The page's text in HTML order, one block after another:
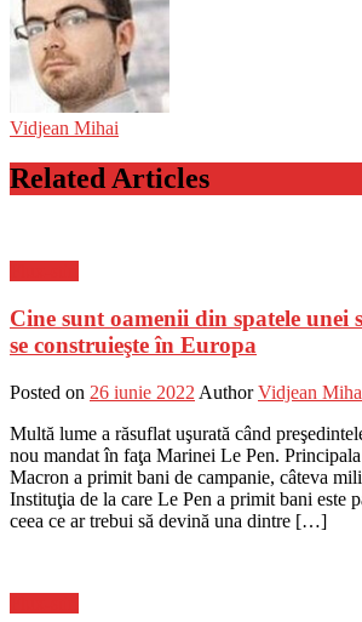
Vidjean Mihai
Related Articles
Cine sunt oamenii din spatele unei
se construieşte în Europa
Posted on 26 iunie 2022 Author Vidjean
Multă lume a răsuflat uşurată când
nou mandat în faţa Marinei Le Pen.
Macron a primit bani de campanie, câteva
Instituţia de la care Le Pen a primit bani este
ceea ce ar trebui să devină una dintre […]